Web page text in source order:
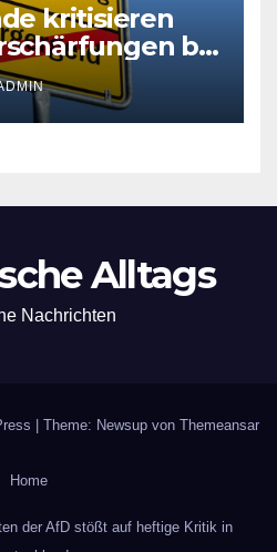
kritisieren
bei
Alltags
Nachrichten
Theme: Newsup von Themeansar
Home
der AfD stößt auf heftige Kritik in